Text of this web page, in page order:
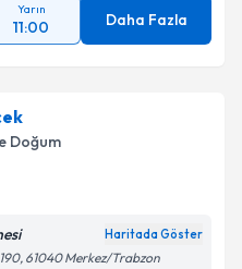
Yarın
11:00 Daha Fazla
Doğum
Haritada Göster
61040 Merkez/Trabzon